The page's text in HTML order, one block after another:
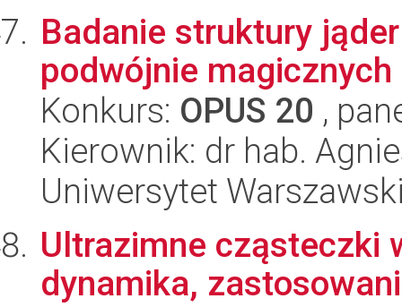
Badanie struktury
podwójnie
Konkurs: OPUS 20 ,
Kierownik: dr hab.
Uniwersytet
Ultrazimne cząsteczki
dynamika,